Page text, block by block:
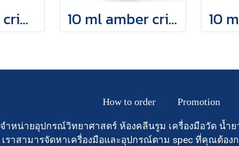
20 ml clear crimp top vial 10 ml amber crimp top vial
How to order Promotion
จำหน่ายอุปกรณ์วิทยาศาสตร์ ห้องคลีนรูม เครื่องมือวัด น้ำ
เราสามารจัดหาเครื่องมือและอุปกรณ์ตาม spec ที่คุณต้อง